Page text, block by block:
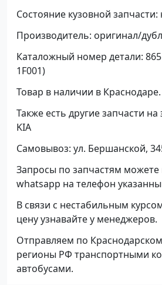
Состояние кузовной
Производитель: оригинал/
Каталожный номер детали:
1F001)
Товар в наличии в Краснодаре.
Также есть другие запчасти
KIA
Самовывоз: ул. Бершанской,
Запросы по запчастям можете
whatsapp на телефон
В связи с нестабильным
цену узнавайте у менеджеров.
Отправляем по
регионы РФ транспортными
автобусами.